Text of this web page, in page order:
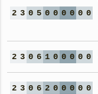
2 3 0 5 0 0 0 0 0 0
2 3 0 6 1 0 0 0 0 0
2 3 0 6 2 0 0 0 0 0